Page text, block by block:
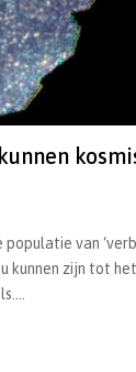
van
kunnen zijn tot het